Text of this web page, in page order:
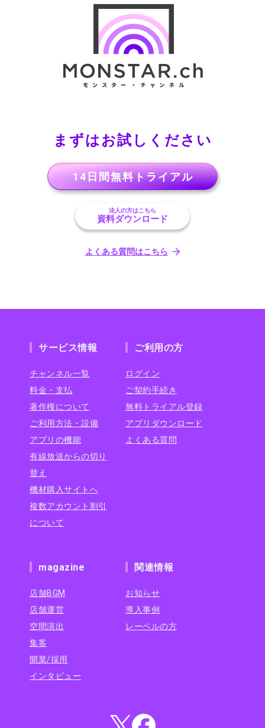
まずはお試しください
14日間無料トライアル
法人の方はこちら
資料ダウンロード
よくある質問はこちら
サービス情報
チャンネル一覧
料金・支払
著作権について
ご利用方法・設備
アプリの機能
有線放送からの切り
替え
機材購入サイトへ
複数アカウント割引
について
ご利用の方
ログイン
ご契約手続き
無料トライアル登録
アプリダウンロード
よくある質問
magazine
店舗BGM
店舗運営
空間演出
集客
開業/採用
インタビュー
関連情報
お知らせ
導入事例
レーベルの方